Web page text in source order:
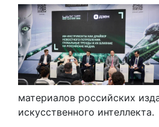
материалов российских
искусственного интеллекта.